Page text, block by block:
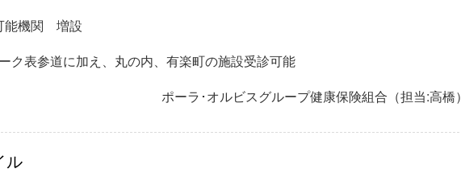
能機関 増設
ーク表参道に加え、丸の内、有楽町の施設受診可能
ポーラ･オルビスグループ健康保険組合（担当:高橋）
ル